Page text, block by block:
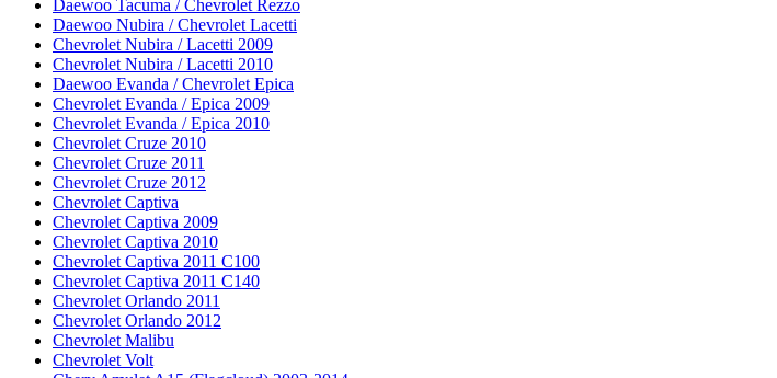
Daewoo Tacuma / Chevrolet Rezzo
Daewoo Nubira / Chevrolet Lacetti
Chevrolet Nubira / Lacetti 2009
Chevrolet Nubira / Lacetti 2010
Daewoo Evanda / Chevrolet Epica
Chevrolet Evanda / Epica 2009
Chevrolet Evanda / Epica 2010
Chevrolet Cruze 2010
Chevrolet Cruze 2011
Chevrolet Cruze 2012
Chevrolet Captiva
Chevrolet Captiva 2009
Chevrolet Captiva 2010
Chevrolet Captiva 2011 C100
Chevrolet Captiva 2011 C140
Chevrolet Orlando 2011
Chevrolet Orlando 2012
Chevrolet Malibu
Chevrolet Volt